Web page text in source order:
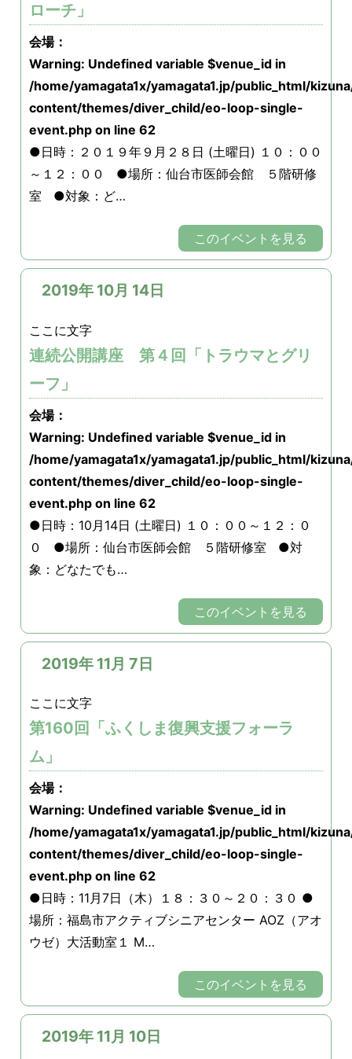
ローチ」
会場：
Warning: Undefined variable $venue_id in
/home/yamagata1x/yamagata1.jp/public_html/
content/themes/diver_child/eo-loop-single-
event.php on line 62
●日時：２０１９年９月２８日 (土曜日) １０：００
～１２：００ ●場所：仙台市医師会館 ５階研修
室 ●対象：ど…
このイベントを見る
2019年 10月 14日
ここに文字
連続公開講座 第４回「トラウマとグリ
ーフ」
会場：
Warning: Undefined variable $venue_id in
/home/yamagata1x/yamagata1.jp/public_html/
content/themes/diver_child/eo-loop-single-
event.php on line 62
●日時：10月14日 (土曜日) １０：００～１２：０
０ ●場所：仙台市医師会館 ５階研修室 ●対
象：どなたでも…
このイベントを見る
2019年 11月 7日
ここに文字
第160回「ふくしま復興支援フォーラ
ム」
会場：
Warning: Undefined variable $venue_id in
/home/yamagata1x/yamagata1.jp/public_html/
content/themes/diver_child/eo-loop-single-
event.php on line 62
●日時：11月7日（木）１８：３０～２０：３０ ●
場所：福島市アクティブシニアセンター AOZ（アオ
ウゼ）大活動室１ M…
このイベントを見る
2019年 11月 10日